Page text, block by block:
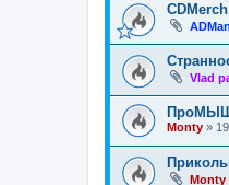
Vlad
Monty »
Monty